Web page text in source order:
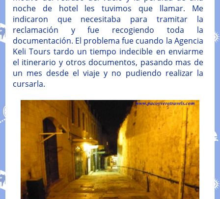
noche de hotel les tuvimos que llamar. Me
indicaron que necesitaba para tramitar la
reclamación y fue recogiendo toda la
documentación. El problema fue cuando la Agencia
Keli Tours tardo un tiempo indecible en enviarme
el itinerario y otros documentos, pasando mas de
un mes desde el viaje y no pudiendo realizar la
cursarla.